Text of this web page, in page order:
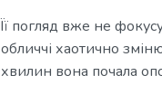
Її погляд вже не
обличчі хаотично
хвилин вона почала